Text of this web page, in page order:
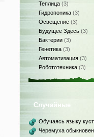
Теплица (3)
Гидропоника (3)
Освещение (3)
Будущее Здесь (3)
Бактерии (3)
Генетика (3)
Автоматизация (3)
Робототехника (3)
Случайные
Обучаясь языку
Черемуха